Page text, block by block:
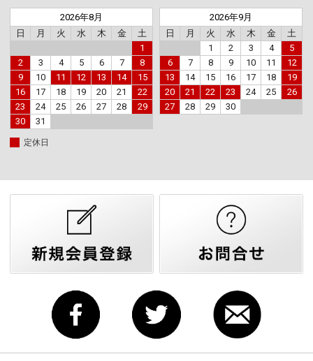
2026年8月
日
月 火 水 木 金
土
1
2
3 4 5 6 7
8
9
10 11 12 13 14
15
16
17 18 19 20 21
22
23
24 25 26 27 28
29
30
31
2026年9月
日
月 火 水 木 金
土
1
2 3 4
5
6
7 8 9 10 11
12
13
14 15 16 17 18
19
20
21 22 23 24 25
26
27
28 29 30
定休日